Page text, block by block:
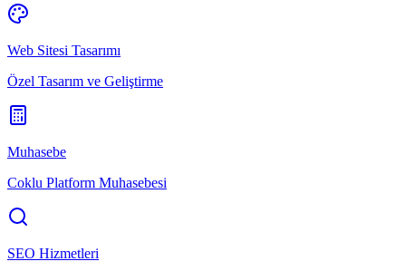
Web Sitesi Tasarımı
Özel Tasarım ve Geliştirme
Muhasebe
Coklu Platform Muhasebesi
SEO Hizmetleri